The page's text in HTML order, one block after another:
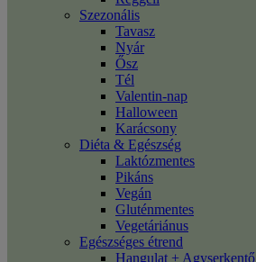
Szezonális
Tavasz
Nyár
Ősz
Tél
Valentin-nap
Halloween
Karácsony
Diéta & Egészség
Laktózmentes
Pikáns
Vegán
Gluténmentes
Vegetáriánus
Egészséges étrend
Hangulat + Agyserkentő